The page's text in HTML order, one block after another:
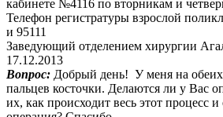
кабинете №4116 по вторникам и
Телефон регистратуры взрослой
и 95111
Заведующий отделением хирургии
17.12.2013
Вопрос: Добрый день! У меня на
пальцев косточки. Делаются ли у Вас
их, как происходит весь этот процесс и